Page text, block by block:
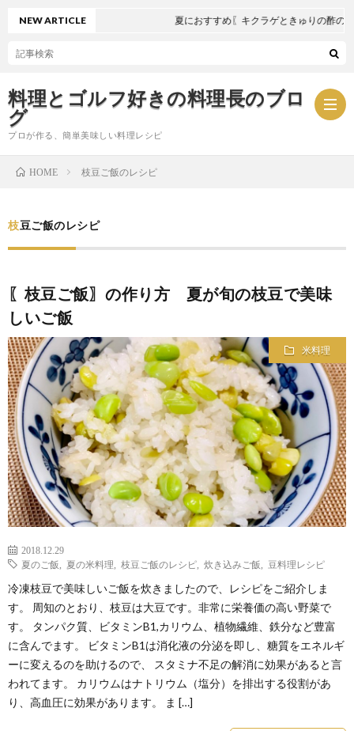
料理とゴルフ好きの料理長のブロ
グ
プロが作る、簡単美味しい料理レシピ
わ
せ
バ
シ
ー
ポ
NEW ARTICLE 夏におすすめ〖キクラゲときゅりの酢の物〗
HOME 枝豆ご飯のレシピ
枝豆ご飯のレシピ
〖枝豆ご飯〗の作り方 夏が旬の枝豆で美味
しいご飯
米料理
2018.12.29
夏のご飯
夏の米料理 枝豆ご飯のレシピ 炊き込みご飯 豆料理レシピ
冷凍枝豆で美味しいご飯を炊きましたので、レシピをご紹介しま
す。 周知のとおり、枝豆は大豆です。非常に栄養価の高い野菜で
す。 タンパク質、ビタミンB1,カリウム、植物繊維、鉄分など豊富
に含んでます。 ビタミンB1は消化液の分泌を即し、糖質をエネルギ
ーに変えるのを助けるので、 スタミナ不足の解消に効果があると言
われてます。 カリウムはナトリウム（塩分）を排出する役割があ
り、高血圧に効果があります。 ま […]